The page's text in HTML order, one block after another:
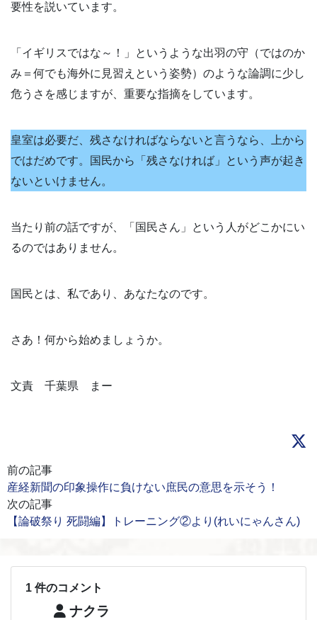
要性を説いています。
「イギリスではな～！」というような出羽の守（ではのか
み＝何でも海外に見習えという姿勢）のような論調に少し
危うさを感じますが、重要な指摘をしています。
皇室は必要だ、残さなければならないと言うなら、上から
ではだめです。国民から「残さなければ」という声が起き
ないといけません。
当たり前の話ですが、「国民さん」という人がどこかにい
るのではありません。
国民とは、私であり、あなたなのです。
さあ！何から始めましょうか。
文責 千葉県 まー
前の記事
産経新聞の印象操作に負けない庶民の意思を示そう！
次の記事
【論破祭り 死闘編】トレーニング②より(れいにゃんさん)
1 件のコメント
ナクラ